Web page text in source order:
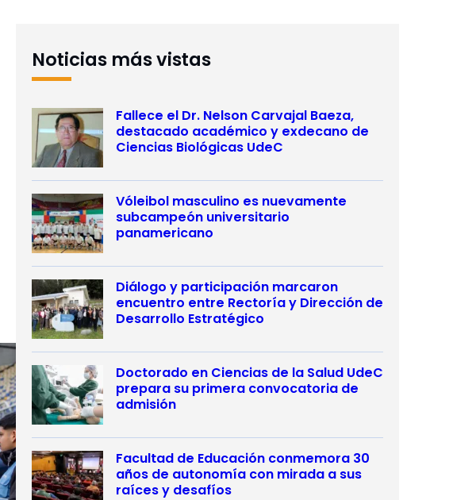
Noticias más vistas
Fallece el Dr. Nelson Carvajal Baeza,
destacado académico y exdecano de
Ciencias Biológicas UdeC
Vóleibol masculino es nuevamente
subcampeón universitario
panamericano
Diálogo y participación marcaron
encuentro entre Rectoría y Dirección de
Desarrollo Estratégico
Doctorado en Ciencias de la Salud UdeC
prepara su primera convocatoria de
admisión
Facultad de Educación conmemora 30
años de autonomía con mirada a sus
raíces y desafíos